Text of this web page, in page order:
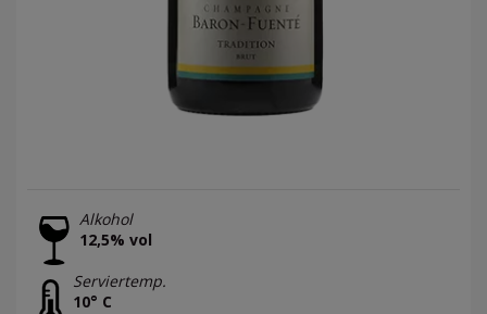
Alkohol
12,5% vol
Serviertemp.
10° C